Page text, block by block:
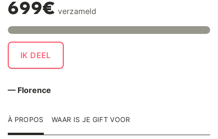
699€ verzameld
IK DEEL
— Florence
À PROPOS WAAR IS JE GIFT VOOR